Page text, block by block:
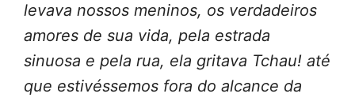
levava nossos meninos, os verdadeiros
amores de sua vida, pela estrada
sinuosa e pela rua, ela gritava Tchau! até
que estivéssemos fora do alcance da